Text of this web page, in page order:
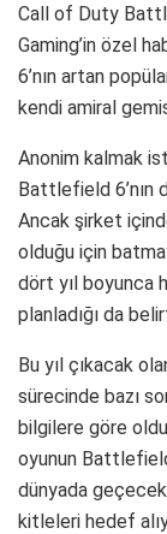
Call of Duty
Gaming’in özel
6’nın artan
kendi amiral
Anonim kalmak
Battlefield 6’nın
Ancak şirket
olduğu için
dört yıl boyunca
planladığı da
Bu yıl çıkacak
sürecinde bazı
bilgilere göre
oyunun
dünyada
kitleleri hedef